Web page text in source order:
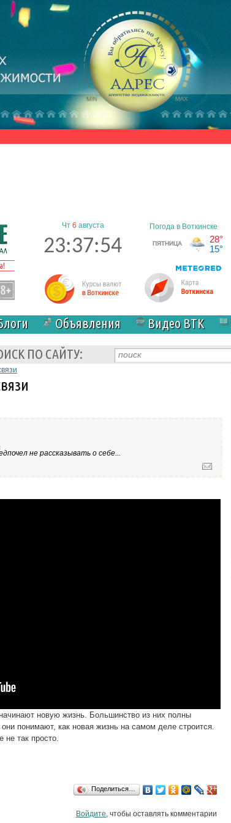
Чт 6 августа
23:37:54
Объявления Видео ВТК
ПО САЙТУ:
не рассказывать о себе...
новую жизнь. Большинство из них полны
понимают, как новая жизнь на самом деле строится.
не так просто.
Поделиться…
Войдите, чтобы оставлять комментарии